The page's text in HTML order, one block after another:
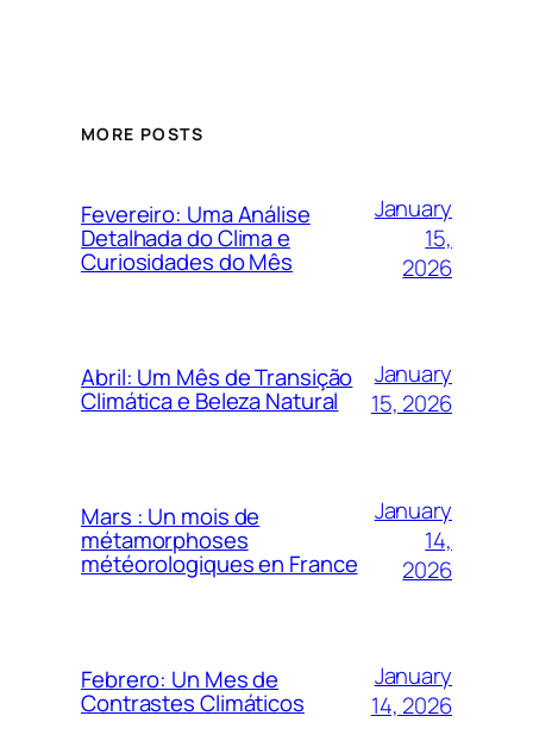
MORE POSTS
Fevereiro: Uma Análise
Detalhada do Clima e
Curiosidades do Mês
January
15,
2026
Abril: Um Mês de Transição
Climática e Beleza Natural
January
15, 2026
Mars : Un mois de
métamorphoses
météorologiques en France
January
14,
2026
Febrero: Un Mes de
Contrastes Climáticos
January
14, 2026